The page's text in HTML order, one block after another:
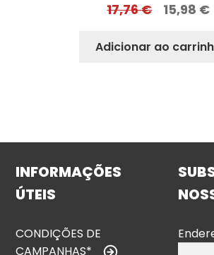
17,76€ 15,98 €
Adicionar ao
INFORMAÇÕES
ÚTEIS
CONDIÇÕES DE
CAMPANHAS*